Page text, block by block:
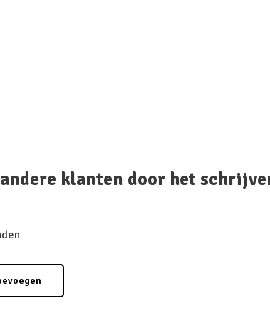
klanten door het